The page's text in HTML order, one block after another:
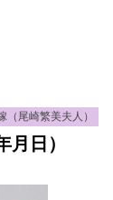
（尾崎繁美夫人）
日）